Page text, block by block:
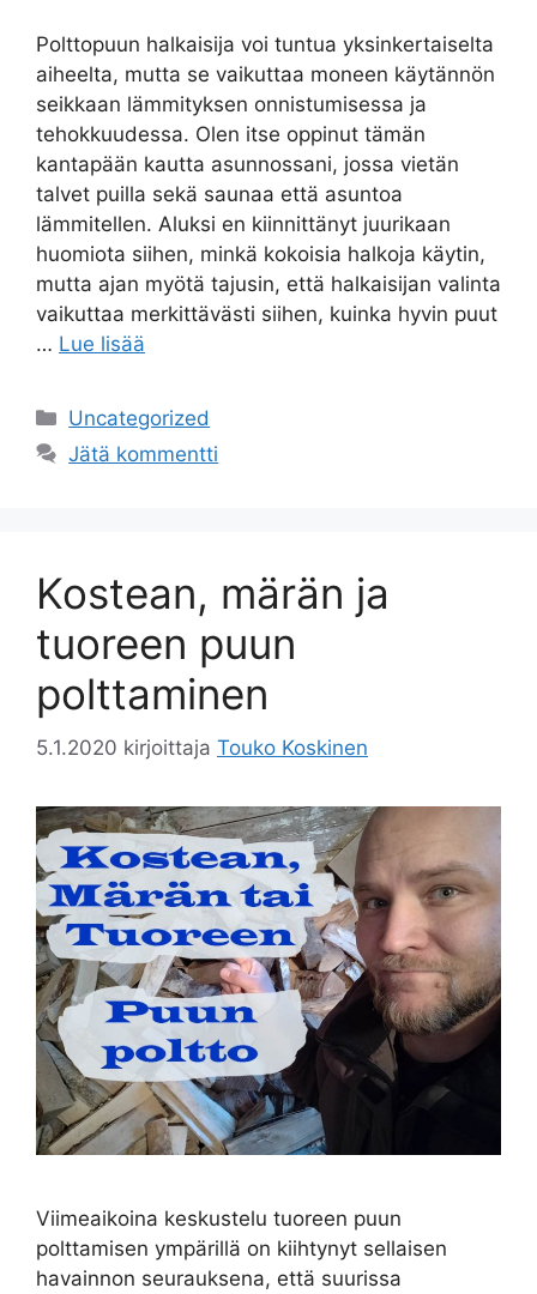
Polttopuun halkaisija voi tuntua yksinkertaiselta
aiheelta, mutta se vaikuttaa moneen käytännön
seikkaan lämmityksen onnistumisessa ja
tehokkuudessa. Olen itse oppinut tämän
kantapään kautta asunnossani, jossa vietän
talvet puilla sekä saunaa että asuntoa
lämmitellen. Aluksi en kiinnittänyt juurikaan
huomiota siihen, minkä kokoisia halkoja käytin,
mutta ajan myötä tajusin, että halkaisijan valinta
vaikuttaa merkittävästi siihen, kuinka hyvin puut
… Lue lisää
Kategoriat
Uncategorized
Jätä kommentti
Kostean, märän ja
tuoreen puun
polttaminen
5.1.2020 kirjoittaja Touko Koskinen
Viimeaikoina keskustelu tuoreen puun
polttamisen ympärillä on kiihtynyt sellaisen
havainnon seurauksena, että suurissa